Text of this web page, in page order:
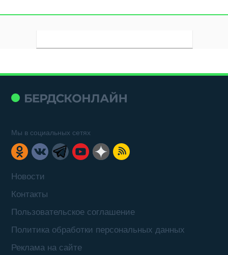
Новости
Контакты
Пользовательское соглашение
Политика обработки персональных данных
Реклама на сайте
Мы в социальных сетях